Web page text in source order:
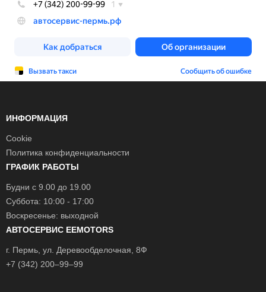
ИНФОРМАЦИЯ
Cookie
Политика конфиденциальности
ГРАФИК РАБОТЫ
Будни с 9.00 до 19.00
Суббота: 10:00 - 17:00
Воскресенье: выходной
АВТОСЕРВИС EEMOTORS
г. Пермь , ул. Деревообделочная, 8Ф
+7 (342) 200–99–99